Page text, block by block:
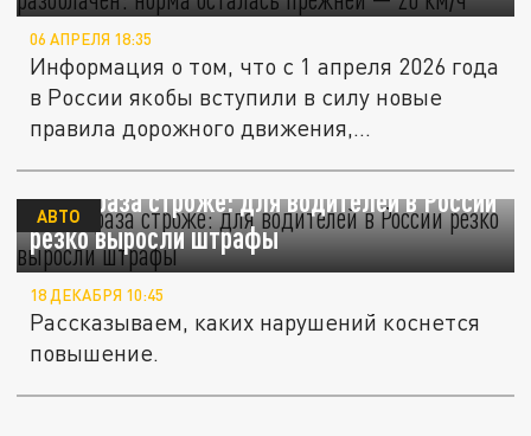
06 АПРЕЛЯ 18:35
Информация о том, что с 1 апреля 2026 года
в России якобы вступили в силу новые
правила дорожного движения,...
В два раза строже: для водителей в России
резко выросли штрафы
АВТО
18 ДЕКАБРЯ 10:45
Рассказываем, каких нарушений коснется
повышение.